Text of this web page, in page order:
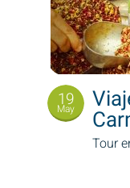
19
May
Tour